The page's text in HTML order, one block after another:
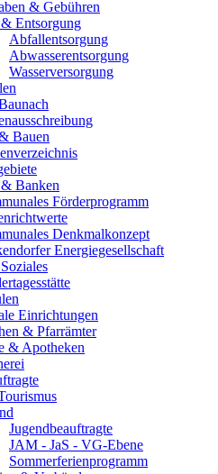
& Gebühren
Entsorgung
Abfallentsorgung
Abwasserentsorgung
Wasserversorgung
Bauen
Banken
Förderprogramm
Denkmalkonzept
Energiegesellschaft
Einrichtungen
& Pfarrämter
& Apotheken
Jugendbeauftragte
JAM - JaS - VG-Ebene
Sommerferienprogramm